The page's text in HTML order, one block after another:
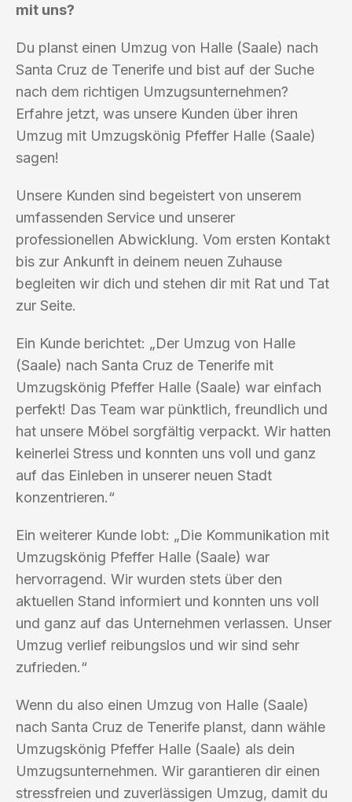
mit uns?
Du planst einen Umzug von Halle (Saale) nach
Santa Cruz de Tenerife und bist auf der Suche
nach dem richtigen Umzugsunternehmen?
Erfahre jetzt, was unsere Kunden über ihren
Umzug mit Umzugskönig Pfeffer Halle (Saale)
sagen!
Unsere Kunden sind begeistert von unserem
umfassenden Service und unserer
professionellen Abwicklung. Vom ersten Kontakt
bis zur Ankunft in deinem neuen Zuhause
begleiten wir dich und stehen dir mit Rat und Tat
zur Seite.
Ein Kunde berichtet: „Der Umzug von Halle
(Saale) nach Santa Cruz de Tenerife mit
Umzugskönig Pfeffer Halle (Saale) war einfach
perfekt! Das Team war pünktlich, freundlich und
hat unsere Möbel sorgfältig verpackt. Wir hatten
keinerlei Stress und konnten uns voll und ganz
auf das Einleben in unserer neuen Stadt
konzentrieren.“
Ein weiterer Kunde lobt: „Die Kommunikation mit
Umzugskönig Pfeffer Halle (Saale) war
hervorragend. Wir wurden stets über den
aktuellen Stand informiert und konnten uns voll
und ganz auf das Unternehmen verlassen. Unser
Umzug verlief reibungslos und wir sind sehr
zufrieden.“
Wenn du also einen Umzug von Halle (Saale)
nach Santa Cruz de Tenerife planst, dann wähle
Umzugskönig Pfeffer Halle (Saale) als dein
Umzugsunternehmen. Wir garantieren dir einen
stressfreien und zuverlässigen Umzug, damit du